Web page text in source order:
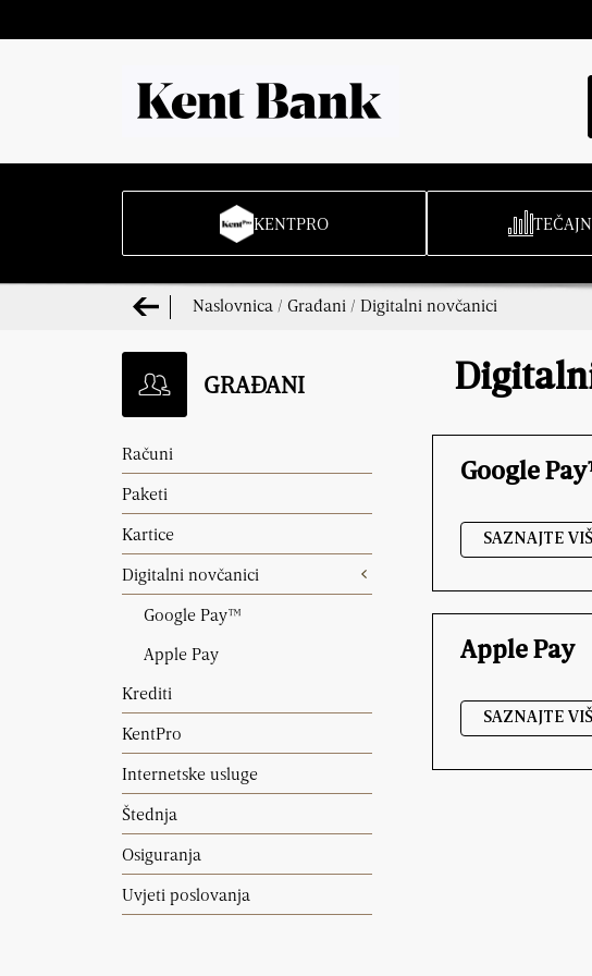
KENTPRO
Naslovnica / Građani / Digitalni novčanici
GRAĐANI
Računi
Paketi
Kartice
Digitalni novčanici
Google Pay™️
Apple Pay
Krediti
KentPro
Internetske usluge
Štednja
Osiguranja
Uvjeti poslovanja
Google
SAZNAJTE
Apple Pay
SAZNAJTE